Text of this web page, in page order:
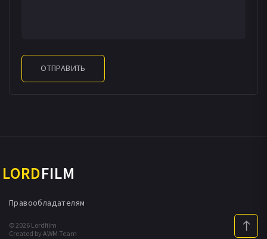
ОТПРАВИТЬ
LORDFILM
© 2026 Lordfilm
Created by AWM Team
Правообладателям